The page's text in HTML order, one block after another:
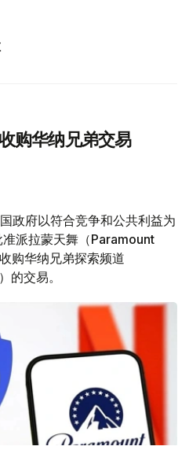
购华纳兄弟交易
政府以符合竞争和公共利益为
派拉蒙天舞（Paramount
购华纳兄弟探索频道
的交易。